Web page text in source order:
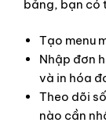
bảng, bạn có
Tạo menu
Nhập đơn
và in hóa
Theo dõi
nào cần